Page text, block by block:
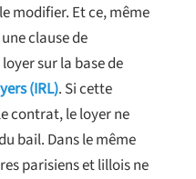
modifier. Et ce, même
clause de
sur la base de
(IRL). Si cette
contrat, le loyer ne
bail. Dans le même
parisiens et lillois ne